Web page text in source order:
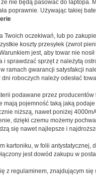
nie będą pasować do laptopa.
poprawnie. Używając takiej
Twoich oczekiwań, lub po
koszty przesyłek (zwrot
jest, aby towar nie
i sprawdzać sprzęt z należytą
ramach gwarancji satysfakcji
roboczych należy odesłać
podawane przez
mają pojemność taką jaką
niższą, nawet poniżej
dzięki czemu możemy
się nawet najlepsze i
kartoniku, w folii antystatycznej,
jest dowód zakupu w
z regulaminem, znajdującym się